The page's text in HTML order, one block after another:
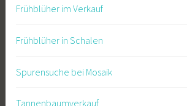
Frühblüher im Verkauf
Frühblüher in Schalen
Spurensuche bei Mosaik
Tannenbaumverkauf